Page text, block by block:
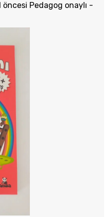
öncesi Pedagog onaylı -